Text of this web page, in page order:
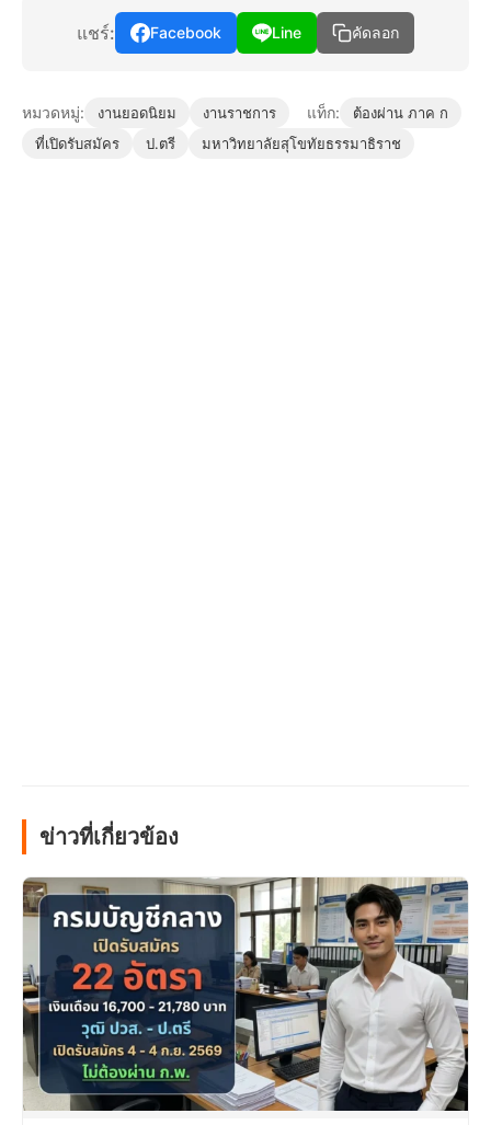
แชร์: Facebook Line คัดลอก
หมวดหมู่: งานยอดนิยม งานราชการ แท็ก:
ต้องผ่าน ภาค ก
ที่เปิดรับสมัคร
ป.ตรี มหาวิทยาลัยสุโขทัยธรรมาธิราช
ข่าวที่เกี่ยวข้อง